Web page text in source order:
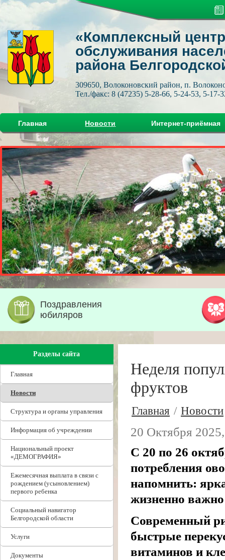
«Комплексный
обслуживания
района
309650, Волоконовский район, п.
Тел./факс: 8 (47235) 5-28-66, 5-24-53, 5-17-
Главная Новости Интернет-приёмная
Поздравления
юбиляров
Разделы сайта
Главная
Новости
Структура и органы управления
Информация об учреждении
Национальный проект
«ДЕМОГРАФИЯ»
Ежемесячная выплата в связи с
рождением (усыновлением)
первого ребенка
Социальный навигатор
Белгородской области
Услуги
Документы
Неделя
фруктов
Главная / Новости
20 Октября
С 20 по 26
потребления
напомнить:
жизненно
Современный
быстрые
витаминов и